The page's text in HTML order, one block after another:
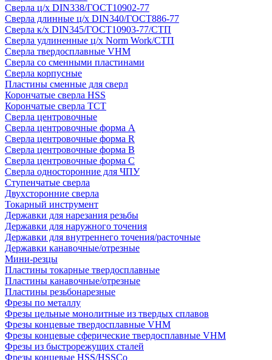
Сверла ц/х DIN338/ГОСТ10902-77
Сверла длинные ц/х DIN340/ГОСТ886-77
Сверла к/х DIN345/ГОСТ10903-77/СТП
Сверла удлиненные ц/х Norm Work/СТП
Сверла твердосплавные VHM
Сверла со сменными пластинами
Сверла корпусные
Пластины сменные для сверл
Корончатые сверла HSS
Корончатые сверла TCT
Сверла центровочные
Сверла центровочные форма A
Сверла центровочные форма R
Сверла центровочные форма B
Сверла центровочные форма C
Сверла односторонние для ЧПУ
Ступенчатые сверла
Двухсторонние сверла
Токарный инструмент
Державки для нарезания резьбы
Державки для наружного точения
Державки для внутреннего точения/расточные
Державки канавочные/отрезные
Мини-резцы
Пластины токарные твердосплавные
Пластины канавочные/отрезные
Пластины резьбонарезные
Фрезы по металлу
Фрезы цельные монолитные из твердых сплавов
Фрезы концевые твердосплавные VHM
Фрезы концевые сферические твердосплавные VHM
Фрезы из быстрорежущих сталей
Фрезы концевые HSS/HSSCo